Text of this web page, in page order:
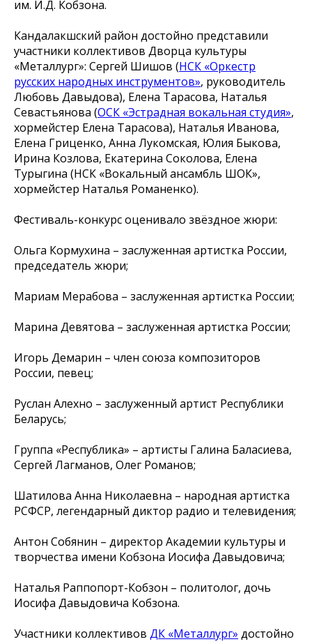
им. И.Д. Кобзона.
Кандалакшский район достойно представили
участники коллективов Дворца культуры
«Металлург»: Сергей Шишов (НСК «Оркестр
русских народных инструментов», руководитель
Любовь Давыдова), Елена Тарасова, Наталья
Севастьянова (ОСК «Эстрадная вокальная студия»,
хормейстер Елена Тарасова), Наталья Иванова,
Елена Гриценко, Анна Лукомская, Юлия Быкова,
Ирина Козлова, Екатерина Соколова, Елена
Турыгина (НСК «Вокальный ансамбль ШОК»,
хормейстер Наталья Романенко).
Фестиваль-конкурс оценивало звёздное жюри:
Ольга Кормухина – заслуженная артистка России,
председатель жюри;
Мариам Мерабова – заслуженная артистка России;
Марина Девятова – заслуженная артистка России;
Игорь Демарин – член союза композиторов
России, певец;
Руслан Алехно – заслуженный артист Республики
Беларусь;
Группа «Республика» – артисты Галина Баласиева,
Сергей Лагманов, Олег Романов;
Шатилова Анна Николаевна – народная артистка
РСФСР, легендарный диктор радио и телевидения;
Антон Собянин – директор Академии культуры и
творчества имени Кобзона Иосифа Давыдовича;
Наталья Раппопорт-Кобзон – политолог, дочь
Иосифа Давыдовича Кобзона.
Участники коллективов ДК «Металлург» достойно